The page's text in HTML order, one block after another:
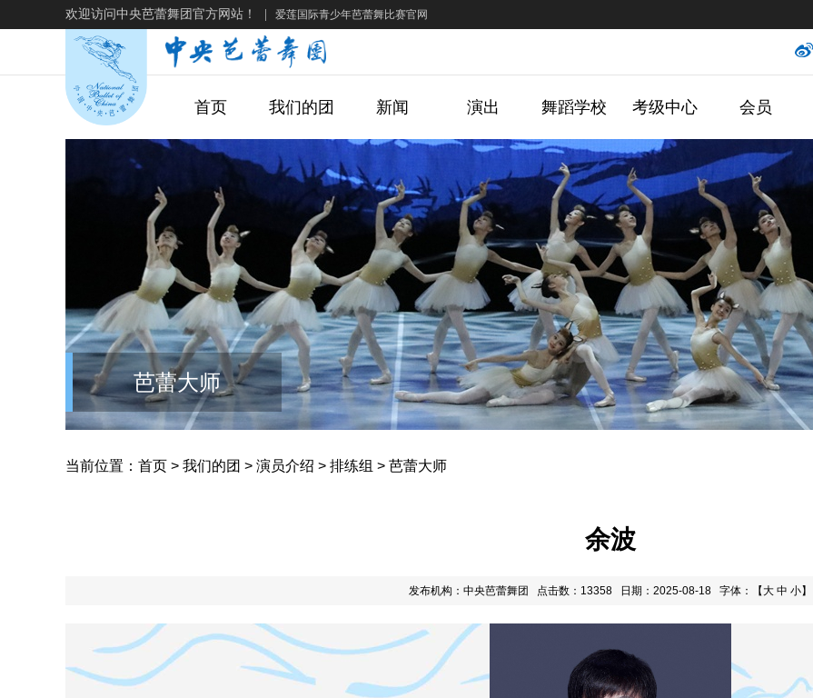
欢迎访问中央芭蕾舞团官方网站！ 爱莲国际青少年芭蕾舞比赛官网
首页 我们的团 新闻 演出 舞蹈学校 考级中心 会员
芭蕾大师
当前位置： 首页 > 我们的团 > 演员介绍 > 排练组 > 芭蕾大师
余波
发布机构：中央芭蕾舞团 点击数：13358 日期：2025-08-18 字体：【大 中 小】